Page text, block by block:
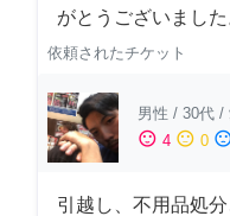
がとうございました
依頼されたチケット
男性 / 30代 /
sentiment_satisfied 4 sentiment_neutral 0
引越し、不用品処